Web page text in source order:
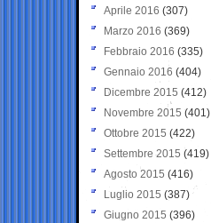
Aprile 2016 (307)
Marzo 2016 (369)
Febbraio 2016 (335)
Gennaio 2016 (404)
Dicembre 2015 (412)
Novembre 2015 (401)
Ottobre 2015 (422)
Settembre 2015 (419)
Agosto 2015 (416)
Luglio 2015 (387)
Giugno 2015 (396)